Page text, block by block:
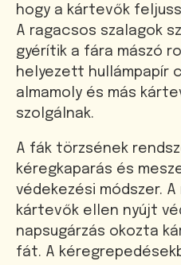
hogy a kártevők
A ragacsos szalagok
gyérítik a fára mászó
helyezett hullámpapír
almamoly és más
szolgálnak.
A fák törzsének
kéregkaparás és
védekezési módszer.
kártevők ellen nyújt
napsugárzás okozta
fát. A